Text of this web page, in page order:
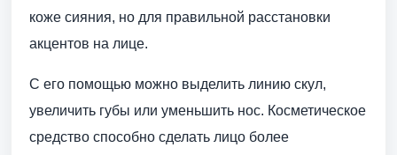
коже сияния, но для правильной расстановки
акцентов на лице.
С его помощью можно выделить линию скул,
увеличить губы или уменьшить нос. Косметическое
средство способно сделать лицо более